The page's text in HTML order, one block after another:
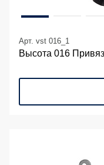
Арт. vst 016_1
Высота 016